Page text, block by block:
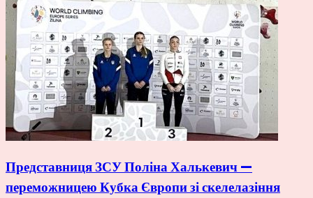
Представниця ЗСУ Поліна Халькевич —
переможницею Кубка Європи зі скелелазіння